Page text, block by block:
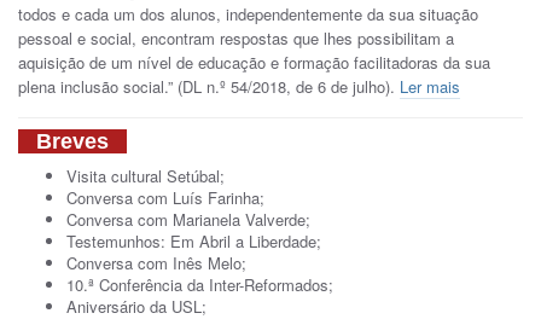
todos e cada um dos alunos, independentemente da sua situação
pessoal e social, encontram respostas que lhes possibilitam a
aquisição de um nível de educação e formação facilitadoras da sua
plena inclusão social.” (DL n.º 54/2018, de 6 de julho). Ler mais
Breves
Visita cultural Setúbal;
Conversa com Luís Farinha;
Conversa com Marianela Valverde;
Testemunhos: Em Abril a Liberdade;
Conversa com Inês Melo;
10.ª Conferência da Inter-Reformados;
Aniversário da USL;